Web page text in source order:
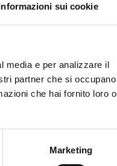
sui cookie
media e per analizzare il
partner che si occupano
che hai fornito loro o
Marketing